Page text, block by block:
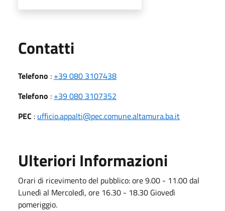
Contatti
Telefono : +39 080 3107438
Telefono : +39 080 3107352
PEC : ufficio.appalti@pec.comune.altamura.ba.it
Ulteriori Informazioni
Orari di ricevimento del pubblico: ore 9.00 - 11.00 dal
Lunedì al Mercoledì, ore 16.30 - 18.30 Giovedì
pomeriggio.